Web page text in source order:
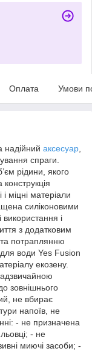
Оплата Умови
надійний аксесуар
спраги.
рідини, якого
міцні матеріали
силіконовими
і
з додатковим
та потраплянню
для води Yes Fusion
екозену.
зовнішнього
не вбирає
напоїв, не
- не призначена
- не
миючі засоби; -